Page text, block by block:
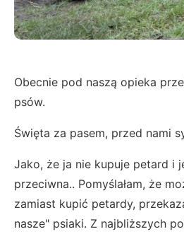
Obecnie pod naszą opieka
psów.
Święta za pasem, przed nami
Jako, że ja nie kupuje petard i
przeciwna.. Pomyślałam, że
zamiast kupić petardy,
nasze" psiaki. Z najbliższych